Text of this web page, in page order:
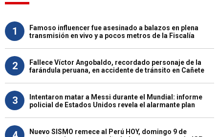
1
Famoso influencer fue asesinado a balazos en plena
transmisión en vivo y a pocos metros de la Fiscalía
2
Fallece Víctor Angobaldo, recordado personaje de la
farándula peruana, en accidente de tránsito en Cañete
3
Intentaron matar a Messi durante el Mundial: informe
policial de Estados Unidos revela el alarmante plan
Nuevo SISMO remece al Perú HOY, domingo 9 de